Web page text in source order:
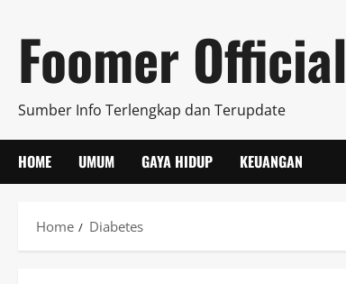
content
Foomer Official
Sumber Info Terlengkap dan Terupdate
HOME UMUM GAYA HIDUP KEUANGAN
Home Diabetes